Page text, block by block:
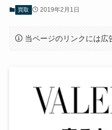
買取 2019年2月1日
当ページのリンクには広